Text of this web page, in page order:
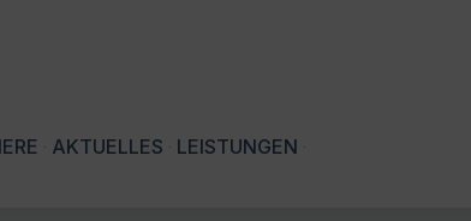
AKTUELLES LEISTUNGEN